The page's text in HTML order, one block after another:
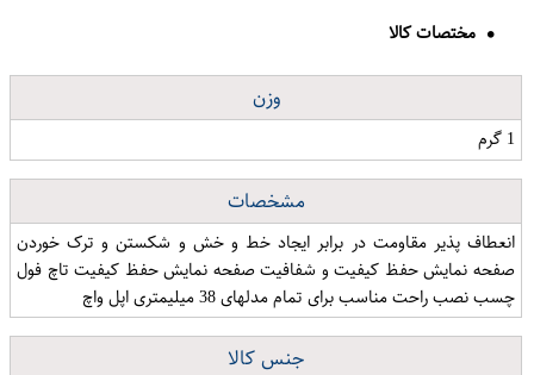
مختصات کالا
وزن
1 گرم
مشخصات
انعطاف پذیر مقاومت در برابر ایجاد خط و خش و شکستن و ترک خوردن
صفحه نمایش حفظ کیفیت و شفافیت صفحه نمایش حفظ کیفیت تاچ فول
چسب نصب راحت مناسب برای تمام مدلهای 38 میلیمتری اپل واچ
جنس کالا